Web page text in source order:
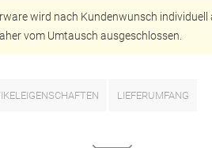
Kostenloser
wird nach Kundenwunsch
vom Umtausch ausgeschlossen.
LIEFERUMFANG